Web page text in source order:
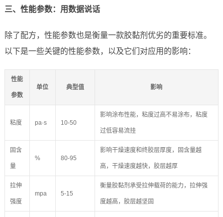
三、性能参数：用数据说话
除了配方，性能参数也是衡量一款胶黏剂优劣的重要标准。
以下是一些关键的性能参数，以及它们对应用的影响：
性能
参数
单位 典型值 影响
粘度 pa·s 10-50
影响涂布性能，粘度过高不易涂布，粘度
过低容易流挂
固含
量
% 80-95
影响干燥速度和终胶层厚度，固含量越
高，干燥速度越快，胶层越厚
拉伸
强度
mpa 5-15
衡量胶黏剂承受拉伸载荷的能力，拉伸强
度越高，胶层越坚固